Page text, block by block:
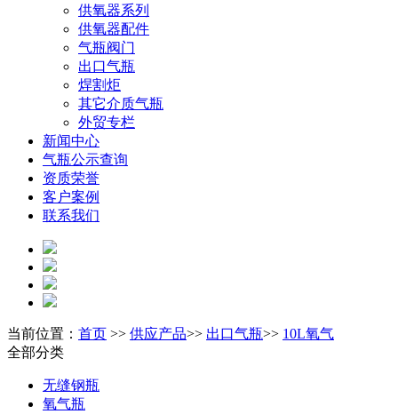
供氧器系列
供氧器配件
气瓶阀门
出口气瓶
焊割炬
其它介质气瓶
外贸专栏
新闻中心
气瓶公示查询
资质荣誉
客户案例
联系我们
当前位置： 首页 >> 供应产品>> 出口气瓶>> 10L氧气
全部分类
无缝钢瓶
氧气瓶